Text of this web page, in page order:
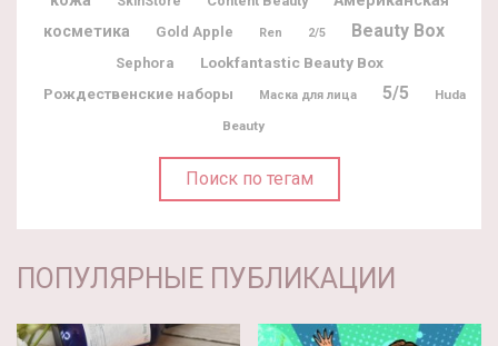
косметика
Gold Apple Ren 2/5 Beauty Box
Sephora
Lookfantastic Beauty Box
Рождественские наборы
Маска для лица 5/5
Huda
Beauty
Поиск по тегам
ПОПУЛЯРНЫЕ ПУБЛИКАЦИИ